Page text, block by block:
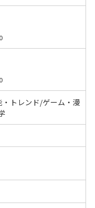
・トレンド/ゲーム・漫